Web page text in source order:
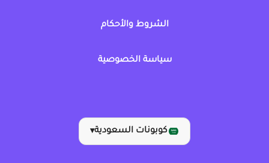
الشروط والأحكام
سياسة الخصوصية
كوبونات السعودية▾